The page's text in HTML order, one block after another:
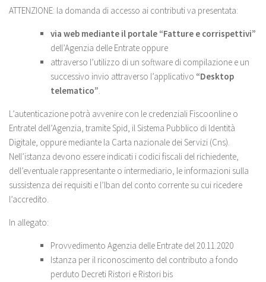
ATTENZIONE: la domanda di accesso ai contributi va presentata:
via web mediante il portale “Fatture e corrispettivi”
dell’Agenzia delle Entrate oppure
attraverso l’utilizzo di un software di compilazione e un
successivo invio attraverso l’applicativo “Desktop
telematico”.
L’autenticazione potrà avvenire con le credenziali Fiscoonline o
Entratel dell’Agenzia, tramite Spid, il Sistema Pubblico di Identità
Digitale, oppure mediante la Carta nazionale dei Servizi (Cns).
Nell’istanza devono essere indicati i codici fiscali del richiedente,
dell’eventuale rappresentante o intermediario, le informazioni sulla
sussistenza dei requisiti e l’Iban del conto corrente su cui ricedere
l’accredito.
In allegato:
Provvedimento Agenzia delle Entrate del 20.11.2020
Istanza per il riconoscimento del contributo a fondo
perduto Decreti Ristori e Ristori bis